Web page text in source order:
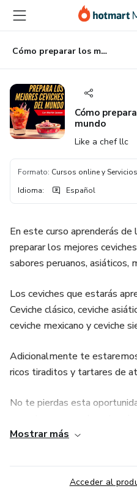
principal
página
de
página
Cómo preparar los mejores ceviches del mundo
Cómo
mundo
Like a chef llc
Formato: Cursos online y
Idioma: Español
En este curso aprenderás
preparar los mejores
sabores peruanos, asiáticos,
Los ceviches que estarás
Ceviche clásico, ceviche
ceviche mexicano y ceviche
Adicionalmente te
ricos tiraditos y tartares de
No te pierdas esta
TodoUnChef
Mostrar más
Acceder al